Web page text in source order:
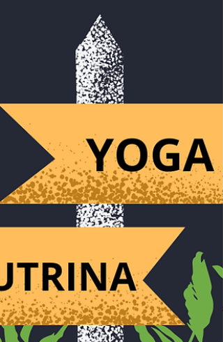
Na obra As Filosofias da Índia, o
historiador e estudioso das tradições
orientais Heinrich Zimmer apresenta uma
resposta central à fi